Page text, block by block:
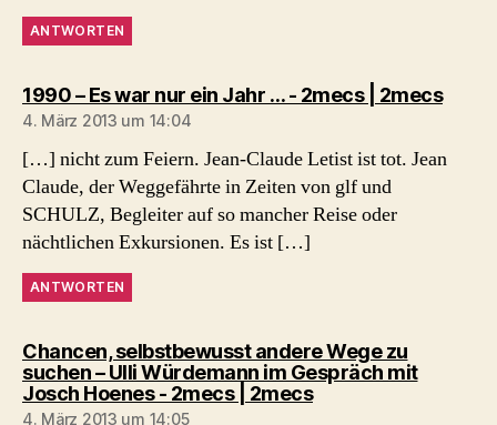
ANTWORTEN
1990 – Es war nur ein Jahr … - 2mecs | 2mecssagt:
4. März 2013 um 14:04
[…] nicht zum Feiern. Jean-Claude Letist ist tot. Jean
Claude, der Weggefährte in Zeiten von glf und
SCHULZ, Begleiter auf so mancher Reise oder
nächtlichen Exkursionen. Es ist […]
ANTWORTEN
Chancen, selbstbewusst andere Wege zu
suchen – Ulli Würdemann im Gespräch mit
Josch Hoenes - 2mecs | 2mecssagt:
4. März 2013 um 14:05